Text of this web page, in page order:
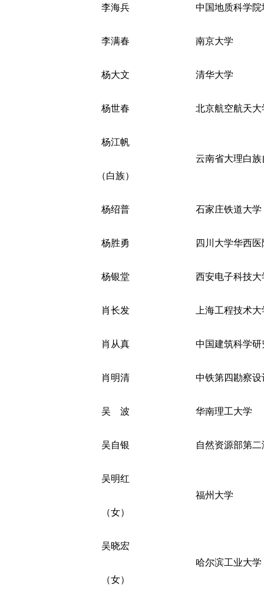
李海兵 中国地质科学
李满春 南京大学
杨大文 清华大学
杨世春 北京航空航天大
杨江帆
（白族）
云南省大理白
杨绍普 石家庄铁道大学
杨胜勇 四川大学华西医
杨银堂 西安电子科技大
肖长发 上海工程技术大
肖从真 中国建筑科学
肖明清 中铁第四勘察
吴 波 华南理工大学
吴自银 自然资源部第
吴明红
（女）
福州大学
吴晓宏
（女）
哈尔滨工业大学